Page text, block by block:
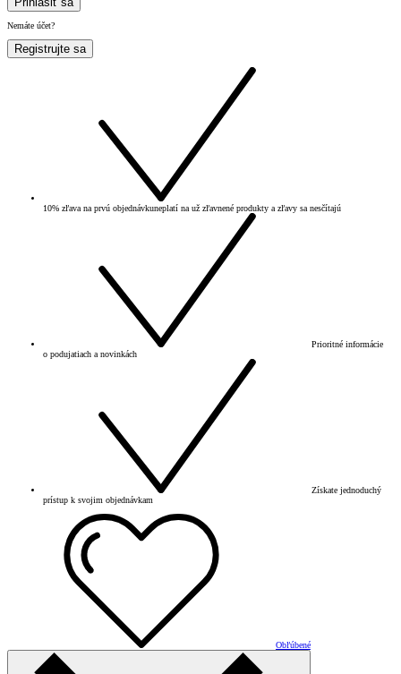
Nemáte účet?
Registrujte sa
10% zľava na prvú objednávkuneplatí na už zľavnené produkty a zľavy sa nesčítajú
Prioritné informácie
o podujatiach a novinkách
Získate jednoduchý
prístup k svojim objednávkam
Obľúbené